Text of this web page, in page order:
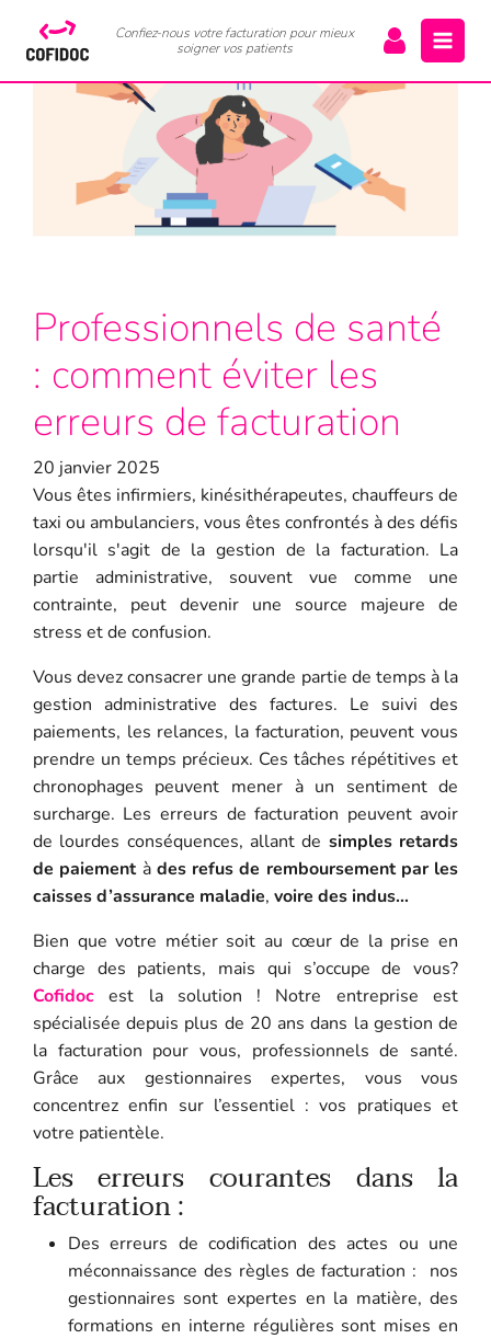
Confiez-nous votre facturation pour mieux
soigner vos patients
Professionnels de santé
: comment éviter les
erreurs de facturation
20 janvier 2025
Vous êtes infirmiers, kinésithérapeutes, chauffeurs de
taxi ou ambulanciers, vous êtes confrontés à des défis
lorsqu'il s'agit de la gestion de la facturation. La
partie administrative, souvent vue comme une
contrainte, peut devenir une source majeure de
stress et de confusion.
Vous devez consacrer une grande partie de temps à la
gestion administrative des factures. Le suivi des
paiements, les relances, la facturation, peuvent vous
prendre un temps précieux. Ces tâches répétitives et
chronophages peuvent mener à un sentiment de
surcharge. Les erreurs de facturation peuvent avoir
de lourdes conséquences, allant de simples retards
de paiementà des refus de remboursement par les
caisses d’assurance maladie, voire des indus…
Bien que votre métier soit au cœur de la prise en
charge des patients, mais qui s’occupe de vous?
Cofidocest la solution ! Notre entreprise est
spécialisée depuis plus de 20 ans dans la gestion de
la facturation pour vous, professionnels de santé.
Grâce aux gestionnaires expertes, vous vous
concentrez enfin sur l’essentiel : vos pratiques et
votre patientèle.
Les erreurs courantes dans la
facturation :
Des erreurs de codification des actes ou une
méconnaissance des règles de facturation : nos
gestionnaires sont expertes en la matière, des
formations en interne régulières sont mises en